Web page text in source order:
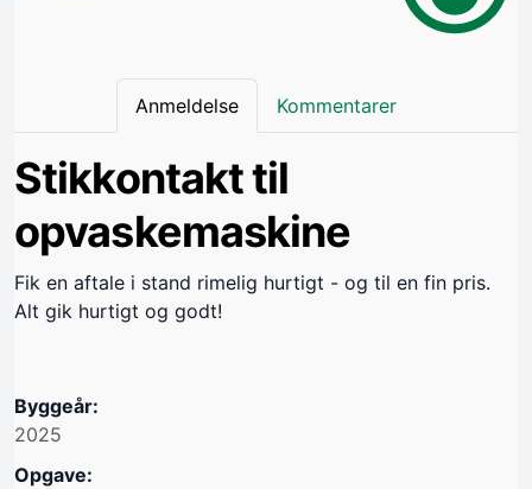
Anmeldelse Kommentarer
Stikkontakt til
opvaskemaskine
Fik en aftale i stand rimelig hurtigt - og til en fin pris.
Alt gik hurtigt og godt!
Byggeår:
2025
Opgave: